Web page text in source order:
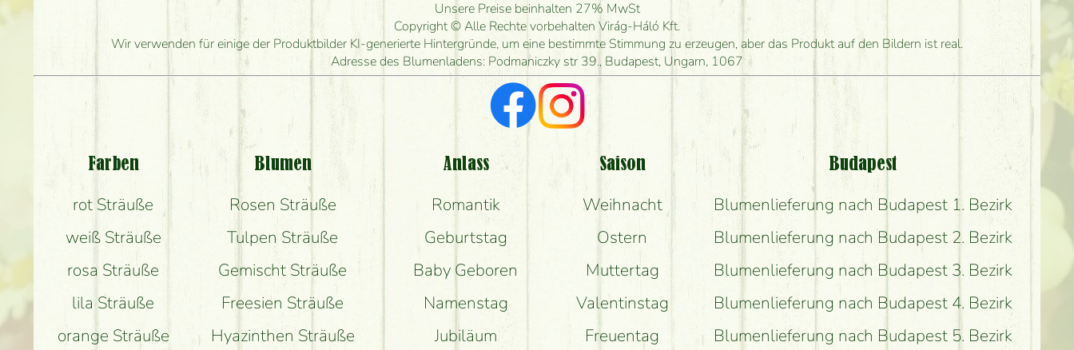
Wie schnell können Sie den Blumenstrauß herstellen und wann können Sie ihn frühestens liefern?
Ich suche rote Rosen, hast du welche?
Welche Rückmeldungen bekomme ich zum Blumenversand?
Bekomme ich wirklich, was auf dem Bild zu sehen ist?
Unsere Preise beinhalten 27% MwSt
Copyright © Alle Rechte vorbehalten Virág-Háló Kft.
Wir verwenden für einige der Produktbilder KI-generierte Hintergründe, um eine bestimmte Stimmung zu erzeugen, aber das Produkt auf den Bildern ist real.
Adresse des Blumenladens: Podmaniczky str 39., Budapest, Ungarn, 1067
Farben
rot Sträuße
weiß Sträuße
rosa Sträuße
lila Sträuße
orange Sträuße
Blumen
Rosen Sträuße
Tulpen Sträuße
Gemischt Sträuße
Freesien Sträuße
Hyazinthen Sträuße
Anlass
Romantik
Geburtstag
Baby Geboren
Namenstag
Jubiläum
Saison
Weihnacht
Ostern
Muttertag
Valentinstag
Freuentag
Budapest
Blumenlieferung nach Budapest 1. Bezirk
Blumenlieferung nach Budapest 2. Bezirk
Blumenlieferung nach Budapest 3. Bezirk
Blumenlieferung nach Budapest 4. Bezirk
Blumenlieferung nach Budapest 5. Bezirk